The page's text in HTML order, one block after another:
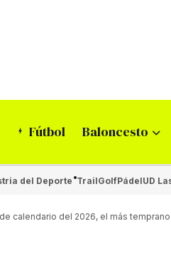
Fútbol Baloncesto
del Deporte TrailGolfPádelUD
calendario del 2026, el más